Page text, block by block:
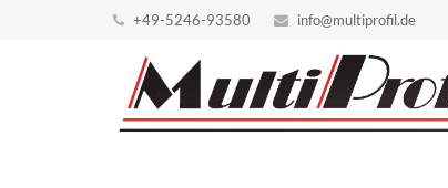
+49-5246-93580 info@multiprofil.de